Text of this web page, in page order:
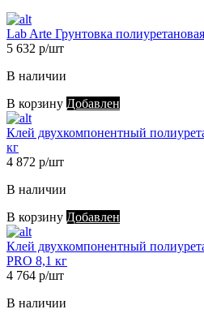
Lab Arte Грунтовка
5 632 р/шт
В наличии
В корзину Добавлен
Клей двухкомпонентный
кг
4 872 р/шт
В наличии
В корзину Добавлен
Клей двухкомпонентный
PRO 8,1 кг
4 764 р/шт
В наличии